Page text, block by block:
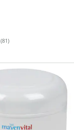
(81)